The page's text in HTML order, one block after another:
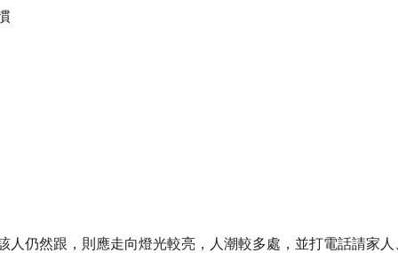
人仍然跟，則應走向燈光較亮，人潮較多處，並打電話請家